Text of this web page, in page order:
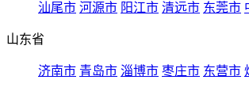
汕尾市 河源市 阳江市 清远市 东莞市
山东省
济南市 青岛市 淄博市 枣庄市 东营市